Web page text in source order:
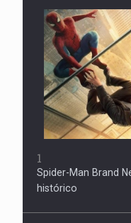
1
Spider-Man Brand
histórico